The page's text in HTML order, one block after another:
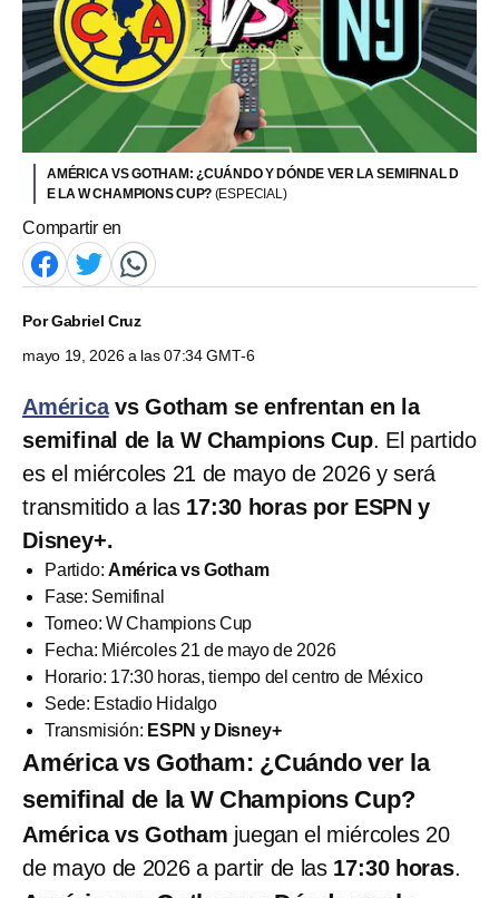
AMÉRICA VS GOTHAM: ¿CUÁNDO Y DÓNDE VER LA SEMIFINAL D
E LA W CHAMPIONS CUP? (ESPECIAL)
Compartir en
PorGabriel Cruz
mayo 19, 2026 a las 07:34 GMT-6
Américavs Gotham se enfrentan en la
semifinal de la W Champions Cup. El partido
es el miércoles 21 de mayo de 2026 y será
transmitido a las 17:30 horas por ESPN y
Disney+.
Partido: América vs Gotham
Fase: Semifinal
Torneo: W Champions Cup
Fecha: Miércoles 21 de mayo de 2026
Horario: 17:30 horas, tiempo del centro de México
Sede: Estadio Hidalgo
Transmisión: ESPN y Disney+
América vs Gotham: ¿Cuándo ver la
semifinal de la W Champions Cup?
América vs Gotham juegan el miércoles 20
de mayo de 2026 a partir de las 17:30 horas.